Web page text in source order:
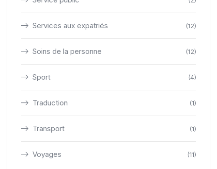
Services aux expatriés (12)
Soins de la personne (12)
Sport (4)
Traduction (1)
Transport (1)
Voyages (11)